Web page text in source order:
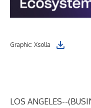
Graphic: Xsolla
LOS ANGELES--(